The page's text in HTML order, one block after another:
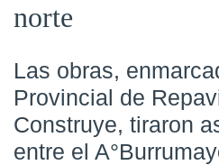
norte
Las obras,
Provincial de
Construye, tiraron
entre el